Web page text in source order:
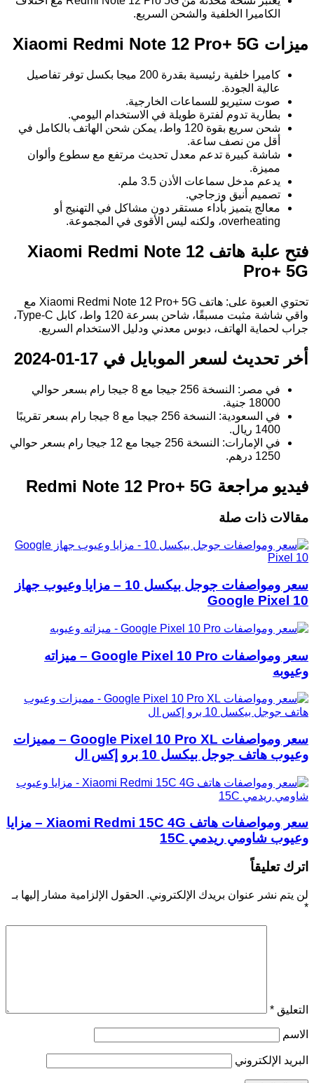
الكاميرا الخلفية والشحن السريع.
ميزات Xiaomi Redmi Note 12 Pro+ 5G
كاميرا خلفية رئيسية بقدرة 200 ميجا بكسل توفر تفاصيل
عالية الجودة.
صوت ستيريو للسماعات الخارجية.
بطارية تدوم لفترة طويلة في الاستخدام اليومي.
شحن سريع بقوة 120 واط، يمكن شحن الهاتف بالكامل في
أقل من نصف ساعة.
شاشة كبيرة تدعم معدل تحديث مرتفع مع سطوع وألوان
مميزة.
يدعم مدخل سماعات الأذن 3.5 ملم.
تصميم أنيق وزجاجي.
معالج يتميز بأداء مستقر دون مشاكل في التهنيج أو
overheating، ولكنه ليس الأقوى في المجموعة.
فتح علبة هاتف Xiaomi Redmi Note 12
Pro+ 5G
تحتوي العبوة على: هاتف Xiaomi Redmi Note 12 Pro+ 5G مع
واقي شاشة مثبت مسبقًا، شاحن بسرعة 120 واط، كابل Type-C،
جراب لحماية الهاتف، دبوس معدني ودليل الاستخدام السريع.
أخر تحديث لسعر الموبايل في 17-01-2024
في مصر: النسخة 256 جيجا مع 8 جيجا رام بسعر حوالي
18000 جنية.
في السعودية: النسخة 256 جيجا مع 8 جيجا رام بسعر تقريبًا
1400 ريال.
في الإمارات: النسخة 256 جيجا مع 12 جيجا رام بسعر حوالي
1250 درهم.
فيديو مراجعة Redmi Note 12 Pro+ 5G
مقالات ذات صلة
سعر ومواصفات جوجل بيكسل 10 – مزايا وعيوب جهاز
Google Pixel 10
سعر ومواصفات Google Pixel 10 Pro – ميزاته
وعيوبه
سعر ومواصفات Google Pixel 10 Pro XL – مميزات
وعيوب هاتف جوجل بيكسل 10 برو إكس ال
سعر ومواصفات هاتف Xiaomi Redmi 15C 4G – مزايا
وعيوب شاومي ريدمي 15C
اترك تعليقاً
لن يتم نشر عنوان بريدك الإلكتروني. الحقول الإلزامية مشار إليها بـ
*
التعليق *
الاسم
البريد الإلكتروني